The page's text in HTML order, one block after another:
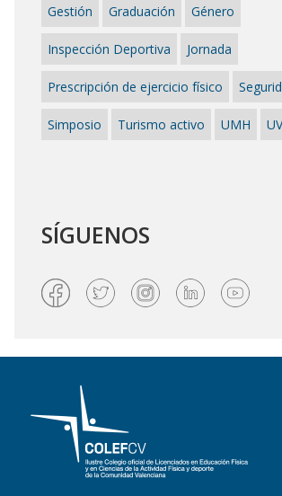
Gestión Graduación Género
Inspección Deportiva Jornada
Prescripción de ejercicio físico
Simposio Turismo activo UMH UV
SÍGUENOS